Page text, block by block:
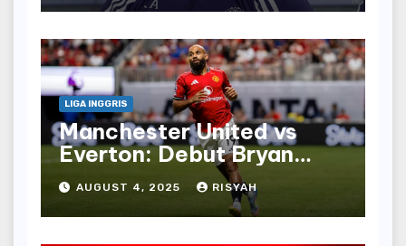
LIGA INGGRIS
Manchester United vs
Everton: Debut Bryan
Mbeumo untuk Red Devils
Menghadapi Toffees
AUGUST 4, 2025 RISYAH